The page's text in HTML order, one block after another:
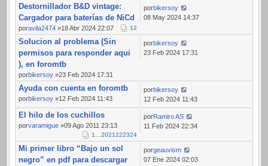
Destornillador B&D vintage:
Cargador para baterías de NiCd
poravila2474 »18 Abr 2024 22:07 12
porbikersoy
08 May 2024 14:37
Solucion al problema (Sin
permisos para responder aqui
), en foromtb
porbikersoy »23 Feb 2024 17:31
porbikersoy
23 Feb 2024 17:31
Ayuda con cuenta en foromtb
porbikersoy »12 Feb 2024 11:43
porbikersoy
12 Feb 2024 11:43
El hilo de los cuchillos
porvaramigue »09 Ago 2011 23:13
1 2021222324
porRamiro AS
11 Feb 2024 22:34
Mi primer libro “Bajo un sol
negro” en pdf para descargar
porgeauvism
07 Ene 2024 02:03